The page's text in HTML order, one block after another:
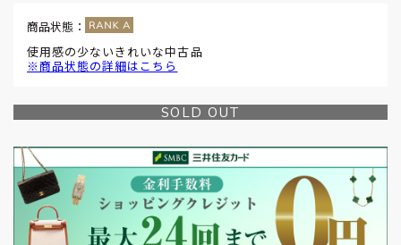
商品状態：
使用感の少ないきれいな中古品
※商品状態の詳細はこちら
SOLD OUT